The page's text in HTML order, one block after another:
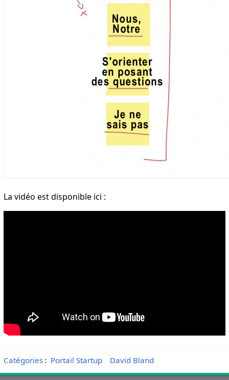
La vidéo est disponible ici :
Catégories: Portail Startup David Bland